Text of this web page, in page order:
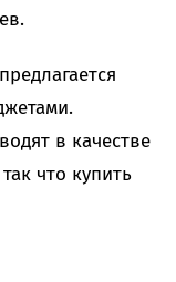
в качестве
что купить